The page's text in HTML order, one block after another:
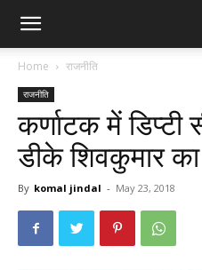
Home राजनीति
राजनीति
कर्णाटक में
डीके शिवकुमार
By komal jindal - May 23, 2018